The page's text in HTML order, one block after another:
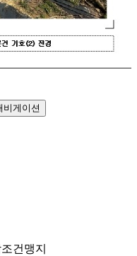
비게이션
건 맹지